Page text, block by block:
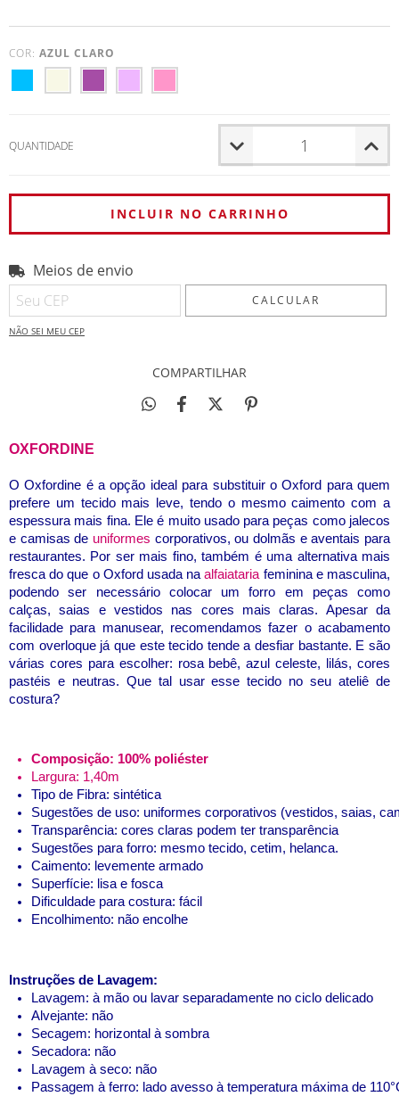
COR: AZUL CLARO
QUANTIDADE
Entregas para o CEP:
Meios de envio
CALCULAR
NÃO SEI MEU CEP
COMPARTILHAR
OXFORDINE
O Oxfordine é a opção ideal para substituir o Oxford para quem
prefere um tecido mais leve, tendo o mesmo caimento com a
espessura mais fina. Ele é muito usado para peças como jalecos
e camisas de uniformes corporativos, ou dolmãs e aventais para
restaurantes. Por ser mais fino, também é uma alternativa mais
fresca do que o Oxford usada naalfaiataria feminina e masculina,
podendo ser necessário colocar um forro em peças como
calças, saias e vestidos nas cores mais claras. Apesar da
facilidade para manusear, recomendamos fazer o acabamento
com overloque já que este tecido tende a desfiar bastante. E são
várias cores para escolher: rosa bebê, azul celeste, lilás, cores
pastéis e neutras. Que tal usar esse tecido no seu ateliê de
costura?
Composição: 100% poliéster
Largura: 1,40m
Tipo de Fibra: sintética
Sugestões de uso: uniformes corporativos (vestidos, saias,
Transparência: cores claras podem ter transparência
Sugestões para forro: mesmo tecido, cetim, helanca.
Caimento: levemente armado
Superfície: lisa e fosca
Dificuldade para costura: fácil
Encolhimento: não encolhe
Instruções de Lavagem:
Lavagem: à mão ou lavar separadamente no ciclo delicado
Alvejante: não
Secagem: horizontal à sombra
Secadora: não
Lavagem à seco: não
Passagem à ferro: lado avesso à temperatura máxima de